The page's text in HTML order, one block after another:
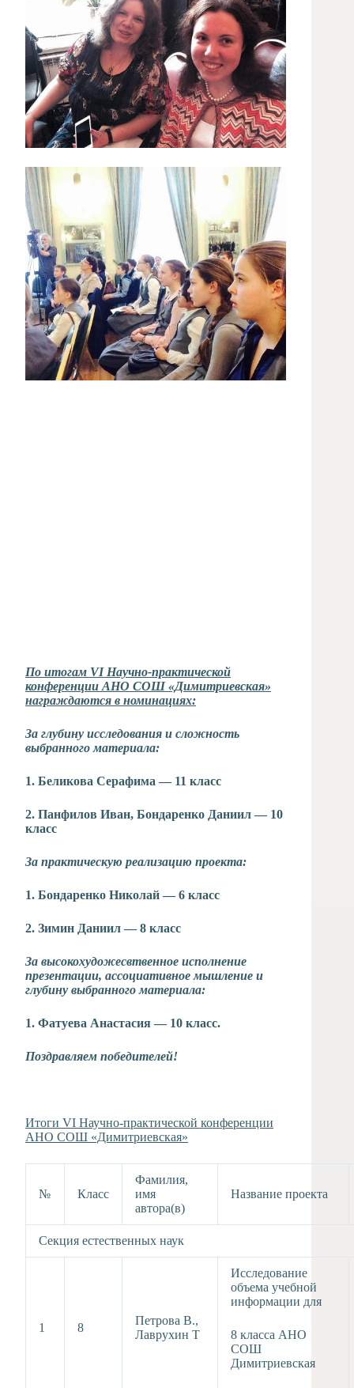
По итогам VI Научно-практической
конференции АНО СОШ «Димитриевская»
награждаются в номинациях:
За глубину исследования и сложность
выбранного материала:
1. Беликова Серафима — 11 класс
2. Панфилов Иван, Бондаренко Даниил — 10
класс
За практическую реализацию проекта:
1. Бондаренко Николай — 6 класс
2. Зимин Даниил — 8 класс
За высокохудожесвтвенное исполнение
презентации, ассоциативное мышление и
глубину выбранного материала:
1. Фатуева Анастасия — 10 класс.
Поздравляем победителей!
Итоги VI Научно-практической конференции
АНО СОШ «Димитриевская»
№ Класс
Фамилия,
имя
автора(в)
Название проекта
Секция естественных наук
1 8
Петрова В.,
Лаврухин Т
Исследование
объема учебной
информации для
8 класса АНО
СОШ
Димитриевская